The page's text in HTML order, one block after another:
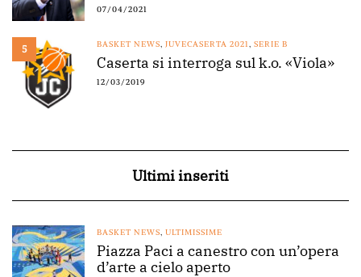
07/04/2021
5 BASKET NEWS, JUVECASERTA 2021, SERIE B
Caserta si interroga sul k.o. «Viola»
12/03/2019
Ultimi inseriti
BASKET NEWS, ULTIMISSIME
Piazza Paci a canestro con un’opera
d’arte a cielo aperto